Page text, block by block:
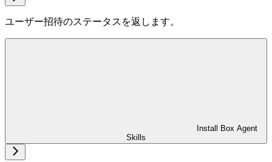
ユーザー招待のステータスを返します。
Install Box Agent
Skills